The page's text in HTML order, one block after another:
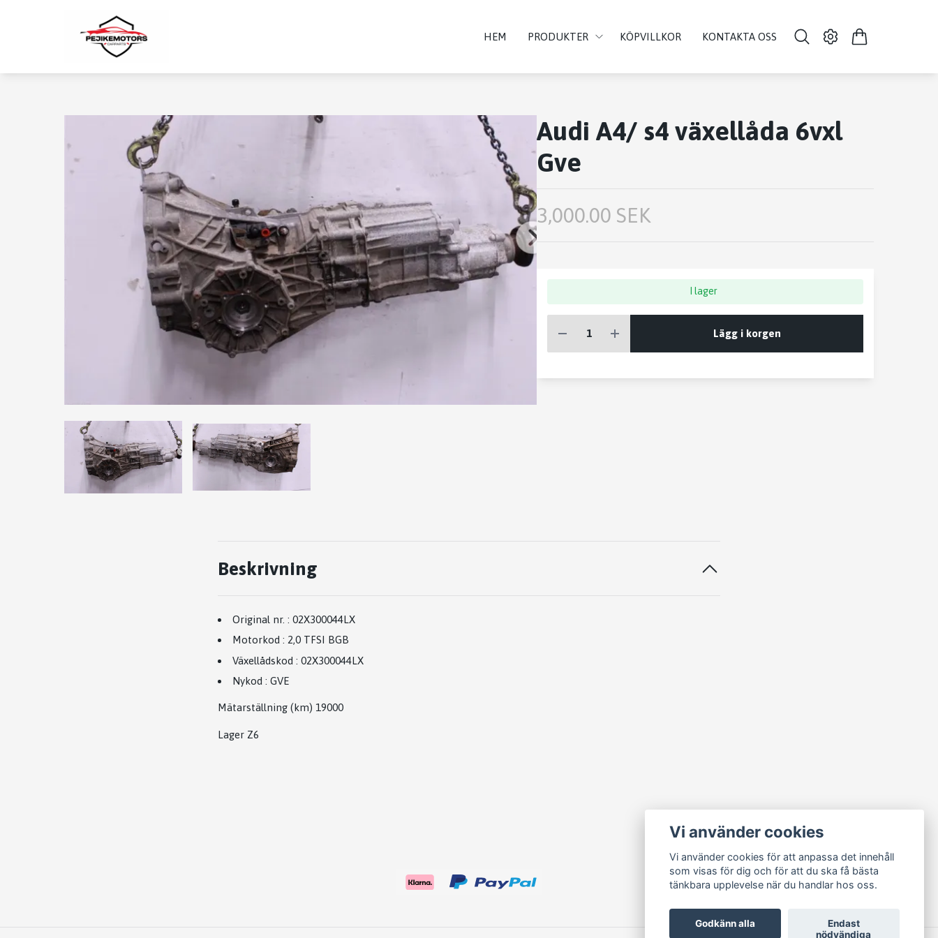
HEM PRODUKTER KÖPVILLKOR KONTAKTA OSS
Audi A4/ s4 växellåda 6vxl
Gve
3,000.00 SEK
I lager
Lägg i korgen
Beskrivning
Original nr. : 02X300044LX
Motorkod : 2,0 TFSI BGB
Växellådskod : 02X300044LX
Nykod : GVE
Mätarställning (km) 19000
Lager Z6
Vi använder cookies
Vi använder cookies för att anpassa det innehåll
som visas för dig och för att du ska få bästa
tänkbara upplevelse när du handlar hos oss.
Godkänn alla
Endast
nödvändiga